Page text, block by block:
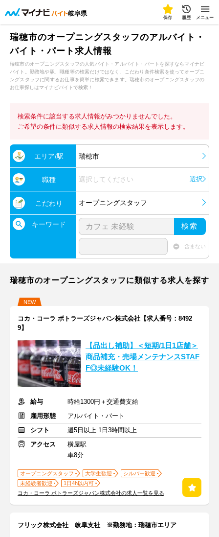
岐阜県
保存 履歴 メニュー
瑞穂市のオープニングスタッフのアルバイト・
バイト・パート求人情報
瑞穂市のオープニングスタッフの人気バイト・アルバイト・パートを探すならマイナビ
バイト。勤務地や駅、職種等の検索だけではなく、こだわり条件検索を使ってオープニ
ングスタッフに関するお仕事を簡単に検索できます。瑞穂市のオープニングスタッフの
お仕事探しはマイナビバイトで検索！
検索条件に該当する求人情報がみつかりませんでした。
ご希望の条件に類似する求人情報の検索結果を表示します。
エリア/駅 瑞穂市
職種 選択してください 選択
こだわり オープニングスタッフ
キーワード 検索
含まない
瑞穂市のオープニングスタッフに類似する求人を探す
NEW
コカ・コーラ ボトラーズジャパン株式会社【求人番号：8492
9】
【品出し補助】＜短期/1日1店舗＞
商品補充・売場メンテナンスSTAF
F◎未経験OK！
給与
時給1300円＋交通費支給
雇用形態
アルバイト・パート
シフト
週5日以上 1日3時間以上
アクセス
横屋駅
車8分
オープニングスタッフ 大学生歓迎
シルバー歓迎
未経験者歓迎
1日4h以内可
コカ・コーラ ボトラーズジャパン株式会社の求人一覧を見る
フリック株式会社 岐阜支社 ※勤務地：瑞穂市エリア